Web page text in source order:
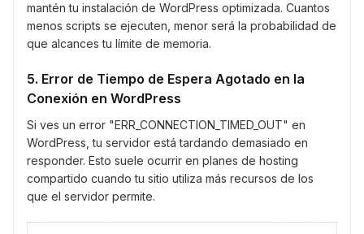
mantén tu instalación de WordPress optimizada. Cuantos
menos scripts se ejecuten, menor será la probabilidad de
que alcances tu límite de memoria.
5. Error de Tiempo de Espera Agotado en la
Conexión en WordPress
Si ves un error "ERR_CONNECTION_TIMED_OUT" en
WordPress, tu servidor está tardando demasiado en
responder. Esto suele ocurrir en planes de hosting
compartido cuando tu sitio utiliza más recursos de los
que el servidor permite.